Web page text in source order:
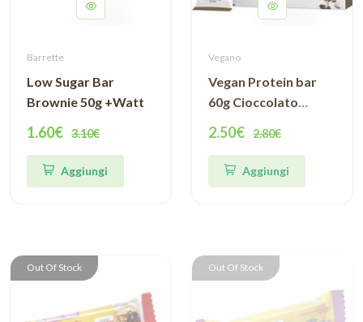
Barrette
Low Sugar Bar
Brownie 50g +Watt
1.60€ 3.10€
Aggiungi
Vegano
Vegan Protein bar
60g Cioccolato
Foodspring
2.50€ 2.80€
Aggiungi
Out Of Stock Out Of Stock